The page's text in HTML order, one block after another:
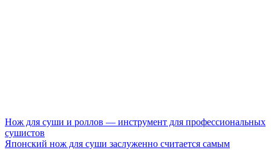
Нож для суши и роллов — инструмент для профессиональных
сушистов
Японский нож для суши заслуженно считается самым